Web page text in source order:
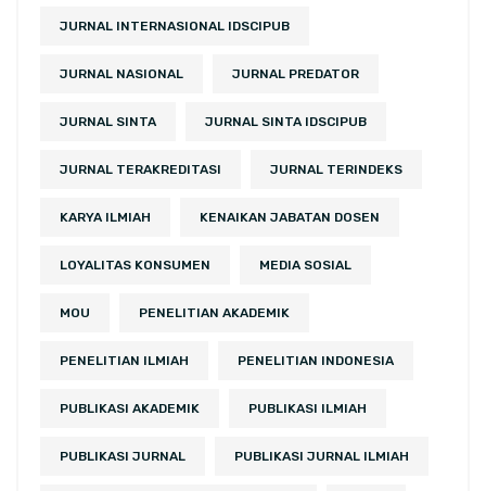
JURNAL INTERNASIONAL IDSCIPUB
JURNAL NASIONAL JURNAL PREDATOR
JURNAL SINTA JURNAL SINTA IDSCIPUB
JURNAL TERAKREDITASI JURNAL TERINDEKS
KARYA ILMIAH KENAIKAN JABATAN DOSEN
LOYALITAS KONSUMEN MEDIA SOSIAL
MOU PENELITIAN AKADEMIK
PENELITIAN ILMIAH PENELITIAN INDONESIA
PUBLIKASI AKADEMIK PUBLIKASI ILMIAH
PUBLIKASI JURNAL PUBLIKASI JURNAL ILMIAH